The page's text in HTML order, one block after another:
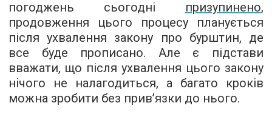
погоджень сьогодні призупинено,
продовження цього процесу планується
після ухвалення закону про бурштин, де
все буде прописано. Але є підстави
вважати, що після ухвалення цього закону
нічого не налагодиться, а багато кроків
можна зробити без прив’язки до нього.